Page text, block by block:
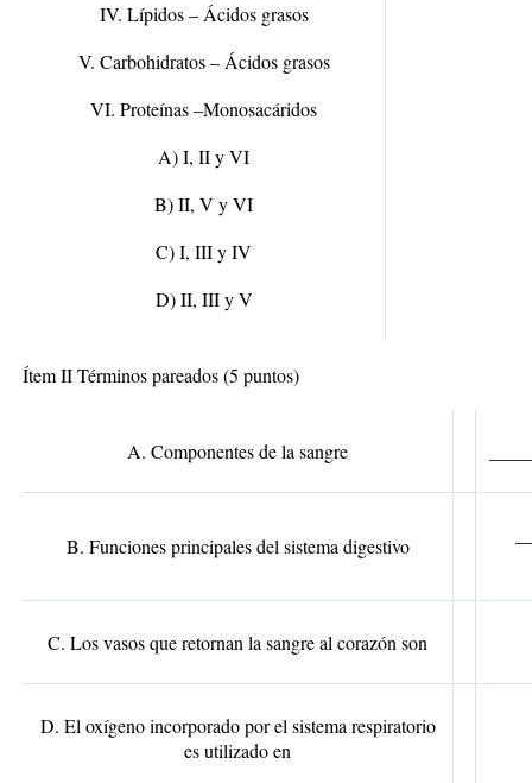
IV. Lípidos – Ácidos grasos
V. Carbohidratos – Ácidos grasos
VI. Proteínas –Monosacáridos
A) I, II y VI
B) II, V y VI
C) I, III y IV
D) II, III y V
Ítem II Términos pareados (5 puntos)
A. Componentes de la sangre
B. Funciones principales del sistema digestivo
C. Los vasos que retornan la sangre al corazón son
D. El oxígeno incorporado por el sistema respiratorio
es utilizado en